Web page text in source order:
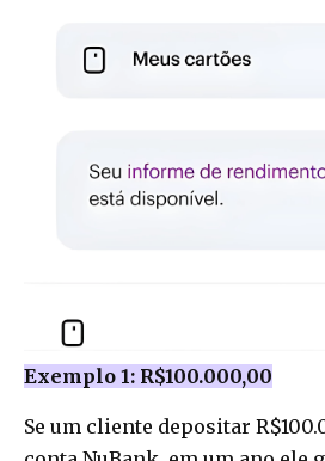
Exemplo 1: R$100.000,00
Se um cliente depositar